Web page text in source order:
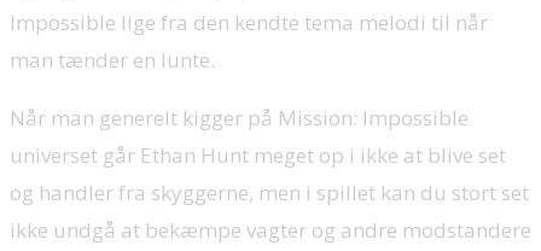
Impossible lige fra den kendte tema melodi til når
man tænder en lunte.
Når man generelt kigger på Mission: Impossible
universet går Ethan Hunt meget op i ikke at blive set
og handler fra skyggerne, men i spillet kan du stort set
ikke undgå at bekæmpe vagter og andre modstandere